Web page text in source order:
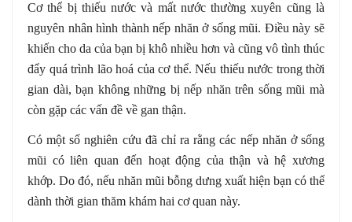
Cơ thể bị thiếu nước và mất nước thường xuyên cũng là
nguyên nhân hình thành nếp nhăn ở sống mũi. Điều này sẽ
khiến cho da của bạn bị khô nhiều hơn và cũng vô tình thúc
đẩy quá trình lão hoá của cơ thể. Nếu thiếu nước trong thời
gian dài, bạn không những bị nếp nhăn trên sống mũi mà
còn gặp các vấn đề về gan thận.
Có một số nghiên cứu đã chỉ ra rằng các nếp nhăn ở sống
mũi có liên quan đến hoạt động của thận và hệ xương
khớp. Do đó, nếu nhăn mũi bỗng dưng xuất hiện bạn có thể
dành thời gian thăm khám hai cơ quan này.